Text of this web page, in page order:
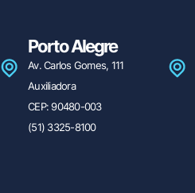
Porto Alegre
Av. Carlos Gomes, 111
Auxiliadora
CEP: 90480-003
(51) 3325-8100